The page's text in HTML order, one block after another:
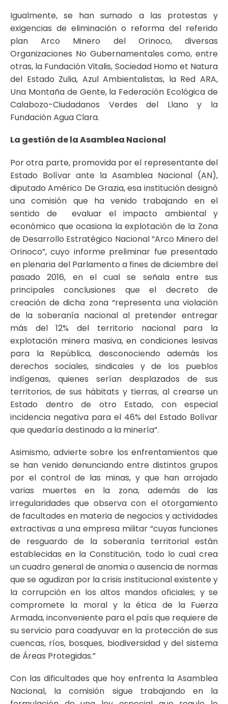
Igualmente, se han sumado a las protestas y
exigencias de eliminación o reforma del referido
plan Arco Minero del Orinoco, diversas
Organizaciones No Gubernamentales como, entre
otras, la Fundación Vitalis, Sociedad Homo et Natura
del Estado Zulia, Azul Ambientalistas, la Red ARA,
Una Montaña de Gente, la Federación Ecológica de
Calabozo-Ciudadanos Verdes del Llano y la
Fundación Agua Clara.
La gestión de la Asamblea Nacional
Por otra parte, promovida por el representante del
Estado Bolívar ante la Asamblea Nacional (AN),
diputado Américo De Grazia, esa institución designó
una comisión que ha venido trabajando en el
sentido de evaluar el impacto ambiental y
económico que ocasiona la explotación de la Zona
de Desarrollo Estratégico Nacional “Arco Minero del
Orinoco”, cuyo informe preliminar fue presentado
en plenaria del Parlamento a fines de diciembre del
pasado 2016, en el cual se señala entre sus
principales conclusiones que el decreto de
creación de dicha zona “representa una violación
de la soberanía nacional al pretender entregar
más del 12% del territorio nacional para la
explotación minera masiva, en condiciones lesivas
para la República, desconociendo además los
derechos sociales, sindicales y de los pueblos
indígenas, quienes serían desplazados de sus
territorios, de sus hábitats y tierras, al crearse un
Estado dentro de otro Estado, con especial
incidencia negativa para el 46% del Estado Bolívar
que quedaría destinado a la minería”.
Asimismo, advierte sobre los enfrentamientos que
se han venido denunciando entre distintos grupos
por el control de las minas, y que han arrojado
varias muertes en la zona, además de las
irregularidades que observa con el otorgamiento
de facultades en materia de negocios y actividades
extractivas a una empresa militar “cuyas funciones
de resguardo de la soberanía territorial están
establecidas en la Constitución, todo lo cual crea
un cuadro general de anomia o ausencia de normas
que se agudizan por la crisis institucional existente y
la corrupción en los altos mandos oficiales; y se
compromete la moral y la ética de la Fuerza
Armada, inconveniente para el país que requiere de
su servicio para coadyuvar en la protección de sus
cuencas, ríos, bosques, biodiversidad y del sistema
de Áreas Protegidas.”
Con las dificultades que hoy enfrenta la Asamblea
Nacional, la comisión sigue trabajando en la